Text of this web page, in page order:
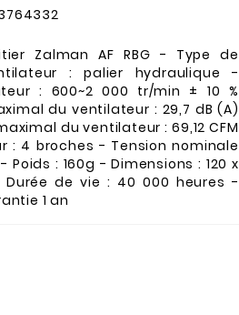
Zalman AF RBG - Type de
: palier hydraulique -
: 600~2 000 tr/min ± 10 %
du ventilateur : 29,7 dB (A)
du ventilateur : 69,12 CFM
: 4 broches - Tension nominale
- Poids : 160g - Dimensions : 120 x
Durée de vie : 40 000 heures -
1 an